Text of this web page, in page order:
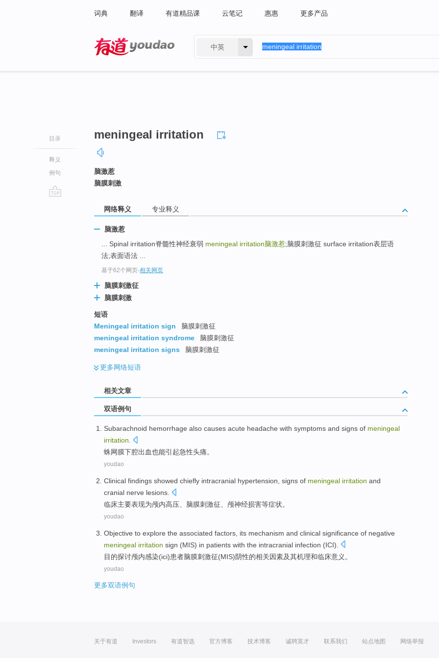
词典 翻译 有道精品课 云笔记 惠惠 更多产品
中英
目录
释义
例句
meningeal irritation
脑激惹
脑膜刺激
网络释义 专业释义
脑激惹
... Spinal irritation脊髓性神经衰弱 meningeal irritation脑激惹;脑膜刺激征 surface irritation表层语
法;表面语法 ...
基于62个网页-相关网页
脑膜刺激征
脑膜刺激
短语
Meningeal irritation sign
脑膜刺激征
meningeal irritation syndrome
脑膜刺激征
meningeal irritation signs
脑膜刺激征
更多网络短语
相关文章
双语例句
Subarachnoid hemorrhage also causes acute headache with symptoms and signs of meningeal
irritation
蛛网膜下腔出血也能引起急性头痛。
youdao
Clinical findings showed chiefly intracranial hypertension signs of meningeal irritation and
cranial nerve lesions
临床主要表现为颅内高压 脑膜刺激征 颅神经损害等症状。
youdao
Objective to explore the associated factors its mechanism and clinical significance of negative
meningeal irritation sign (MIS) in patients with the intracranial infection (ICI).
目的探讨颅内感染(ici)患者脑膜刺激征(MIS)阴性的相关因素及其机理和临床意义 。
youdao
更多双语例句
关于有道 Investors 有道智选 官方博客 技术博客 诚聘英才 联系我们 站点地图 网络举报